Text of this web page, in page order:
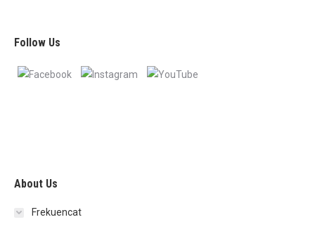
Follow Us
About Us
Frekuencat